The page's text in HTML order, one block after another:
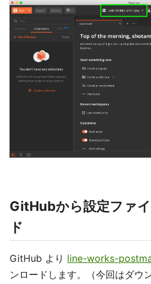
GitHubから設定ファ
ド
GitHub より line-works-
ンロードします。（今回はダウ